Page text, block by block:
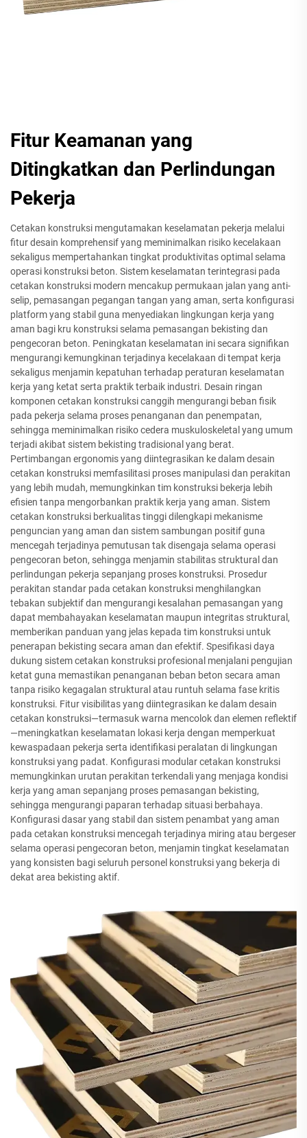
Fitur Keamanan yang
Ditingkatkan dan Perlindungan
Pekerja
Cetakan konstruksi mengutamakan keselamatan pekerja melalui
fitur desain komprehensif yang meminimalkan risiko kecelakaan
sekaligus mempertahankan tingkat produktivitas optimal selama
operasi konstruksi beton. Sistem keselamatan terintegrasi pada
cetakan konstruksi modern mencakup permukaan jalan yang anti-
selip, pemasangan pegangan tangan yang aman, serta konfigurasi
platform yang stabil guna menyediakan lingkungan kerja yang
aman bagi kru konstruksi selama pemasangan bekisting dan
pengecoran beton. Peningkatan keselamatan ini secara signifikan
mengurangi kemungkinan terjadinya kecelakaan di tempat kerja
sekaligus menjamin kepatuhan terhadap peraturan keselamatan
kerja yang ketat serta praktik terbaik industri. Desain ringan
komponen cetakan konstruksi canggih mengurangi beban fisik
pada pekerja selama proses penanganan dan penempatan,
sehingga meminimalkan risiko cedera muskuloskeletal yang umum
terjadi akibat sistem bekisting tradisional yang berat.
Pertimbangan ergonomis yang diintegrasikan ke dalam desain
cetakan konstruksi memfasilitasi proses manipulasi dan perakitan
yang lebih mudah, memungkinkan tim konstruksi bekerja lebih
efisien tanpa mengorbankan praktik kerja yang aman. Sistem
cetakan konstruksi berkualitas tinggi dilengkapi mekanisme
penguncian yang aman dan sistem sambungan positif guna
mencegah terjadinya pemutusan tak disengaja selama operasi
pengecoran beton, sehingga menjamin stabilitas struktural dan
perlindungan pekerja sepanjang proses konstruksi. Prosedur
perakitan standar pada cetakan konstruksi menghilangkan
tebakan subjektif dan mengurangi kesalahan pemasangan yang
dapat membahayakan keselamatan maupun integritas struktural,
memberikan panduan yang jelas kepada tim konstruksi untuk
penerapan bekisting secara aman dan efektif. Spesifikasi daya
dukung sistem cetakan konstruksi profesional menjalani pengujian
ketat guna memastikan penanganan beban beton secara aman
tanpa risiko kegagalan struktural atau runtuh selama fase kritis
konstruksi. Fitur visibilitas yang diintegrasikan ke dalam desain
cetakan konstruksi—termasuk warna mencolok dan elemen reflektif
—meningkatkan keselamatan lokasi kerja dengan memperkuat
kewaspadaan pekerja serta identifikasi peralatan di lingkungan
konstruksi yang padat. Konfigurasi modular cetakan konstruksi
memungkinkan urutan perakitan terkendali yang menjaga kondisi
kerja yang aman sepanjang proses pemasangan bekisting,
sehingga mengurangi paparan terhadap situasi berbahaya.
Konfigurasi dasar yang stabil dan sistem penambat yang aman
pada cetakan konstruksi mencegah terjadinya miring atau bergeser
selama operasi pengecoran beton, menjamin tingkat keselamatan
yang konsisten bagi seluruh personel konstruksi yang bekerja di
dekat area bekisting aktif.